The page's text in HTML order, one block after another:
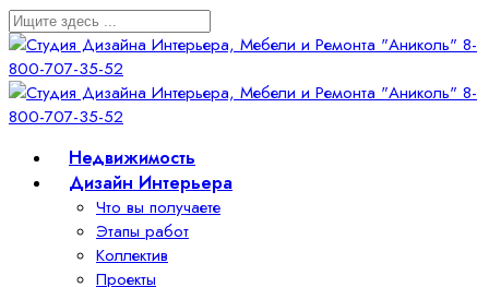
Недвижимость
Дизайн Интерьера
Что вы получаете
Этапы работ
Коллектив
Проекты